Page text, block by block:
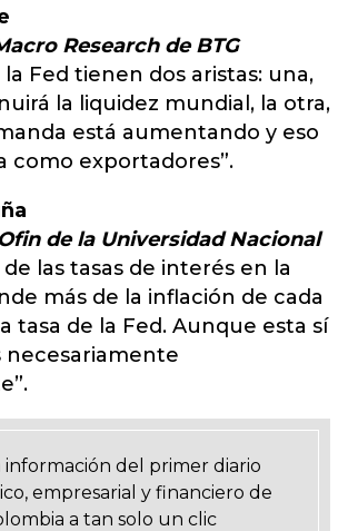
Research de BTG
la Fed tienen dos aristas: una,
la liquidez mundial, la otra,
está aumentando y eso
como exportadores”.
de la Universidad Nacional
las tasas de interés en la
más de la inflación de cada
tasa de la Fed. Aunque esta sí
necesariamente
información del primer diario
empresarial y financiero de
a tan solo un clic